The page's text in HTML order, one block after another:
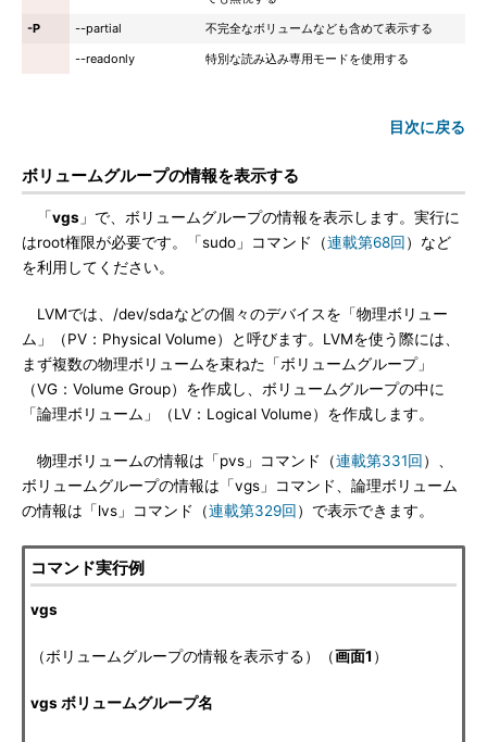
-P
--partial
不完全なボリュームなども含めて表示する
--readonly
特別な読み込み専用モードを使用する
目次に戻る
ボリュームグループの情報を表示する
「vgs 」で、ボリュームグループの情報を表示します。実行に
はroot権限が必要です。「sudo」コマンド（連載第68回 ）など
を利用してください。
LVMでは、/dev/sdaなどの個々のデバイスを「物理ボリュー
ム」（PV：Physical Volume）と呼びます。LVMを使う際には、
まず複数の物理ボリュームを束ねた「ボリュームグループ」
（VG：Volume Group）を作成し、ボリュームグループの中に
「論理ボリューム」（LV：Logical Volume）を作成します。
物理ボリュームの情報は「pvs」コマンド（連載第331回 ）、
ボリュームグループの情報は「vgs」コマンド、論理ボリューム
の情報は「lvs」コマンド（連載第329回 ）で表示できます。
コマンド実行例
vgs
（ボリュームグループの情報を表示する）（画面1 ）
vgs ボリュームグループ名